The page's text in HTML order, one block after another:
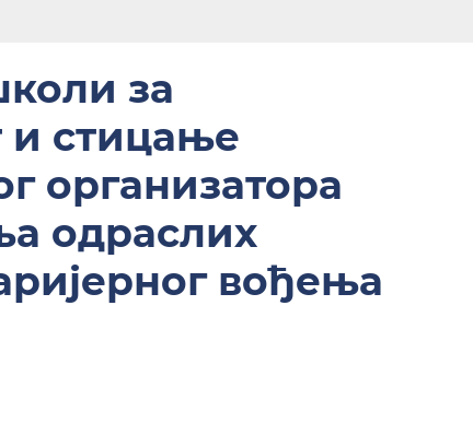
Инверзна тема
за
и стицање
организатора
одраслих
вођења